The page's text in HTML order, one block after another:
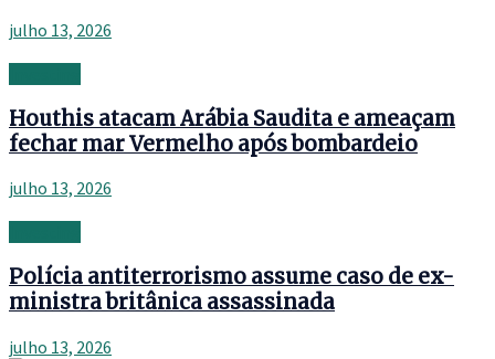
julho 13, 2026
Houthis atacam Arábia Saudita e ameaçam
fechar mar Vermelho após bombardeio
julho 13, 2026
Polícia antiterrorismo assume caso de ex-
ministra britânica assassinada
julho 13, 2026